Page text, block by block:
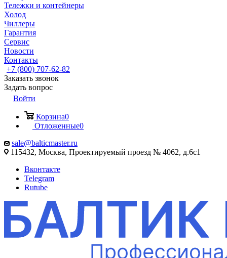
Тележки и контейнеры
Холод
Чиллеры
Гарантия
Сервис
Новости
Контакты
+7 (800) 707-62-82
Заказать звонок
Задать вопрос
Войти
Корзина0
Отложенные0
sale@balticmaster.ru
115432, Москва, Проектируемый проезд № 4062, д.6с1
Вконтакте
Telegram
Rutube